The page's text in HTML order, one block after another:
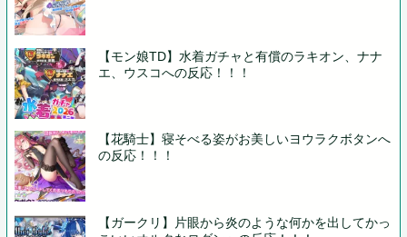
【モン娘TD】水着ガチャと有償のラキオン、ナナ
エ、ウスコへの反応！！！
【花騎士】寝そべる姿がお美しいヨウラクボタンへ
の反応！！！
【ガークリ】片眼から炎のような何かを出してかっ